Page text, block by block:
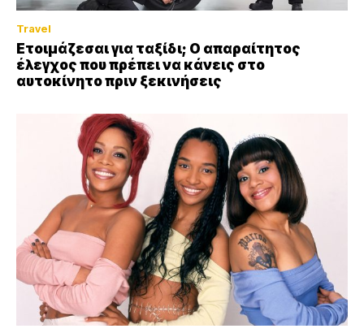
Travel
Ετοιμάζεσαι για ταξίδι; Ο απαραίτητος
έλεγχος που πρέπει να κάνεις στο
αυτοκίνητο πριν ξεκινήσεις